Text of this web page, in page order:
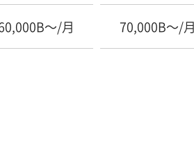
〜/月 70,000B〜/月